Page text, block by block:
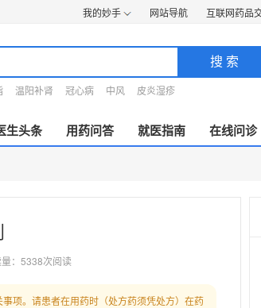
我的妙手 网站导航 互联网药品
搜 索
温阳补肾 冠心病 中风 皮炎湿疹
生头条 用药问答 就医指南 在线问诊
量：5338次阅读
项。请患者在用药时（处方药须凭处方）在药